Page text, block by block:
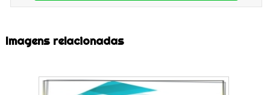
Imagens relacionadas